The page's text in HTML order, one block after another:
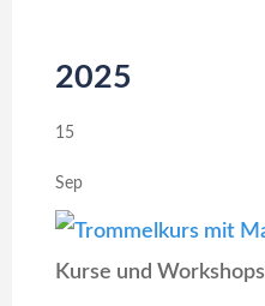
2025
15
Sep
Kurse und Workshops